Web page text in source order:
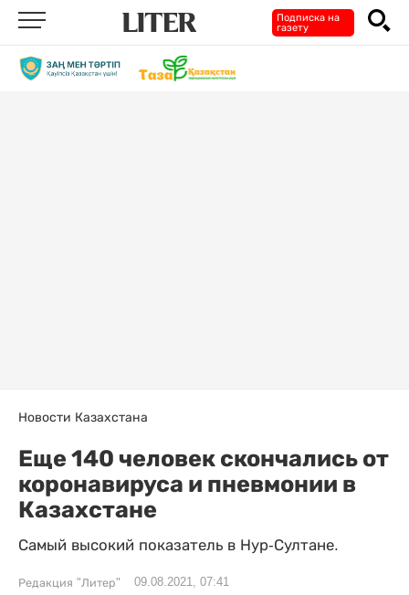
Подписка на
газету
Новости Казахстана
Еще 140 человек скончались от
коронавируса и пневмонии в
Казахстане
Самый высокий показатель в Нур-Султане.
Редакция "Литер" 09.08.2021, 07:41